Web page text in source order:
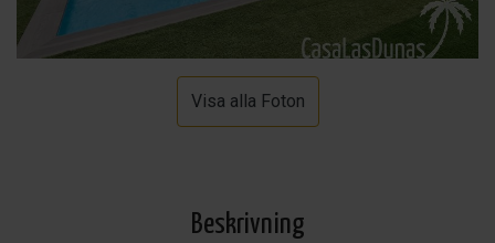
Visa alla Foton
Beskrivning